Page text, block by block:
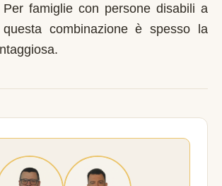
Per famiglie con persone disabili a
questa combinazione è spesso la